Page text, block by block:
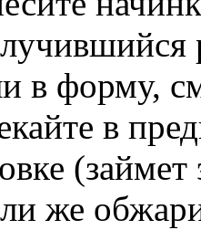
в форму,
в
же